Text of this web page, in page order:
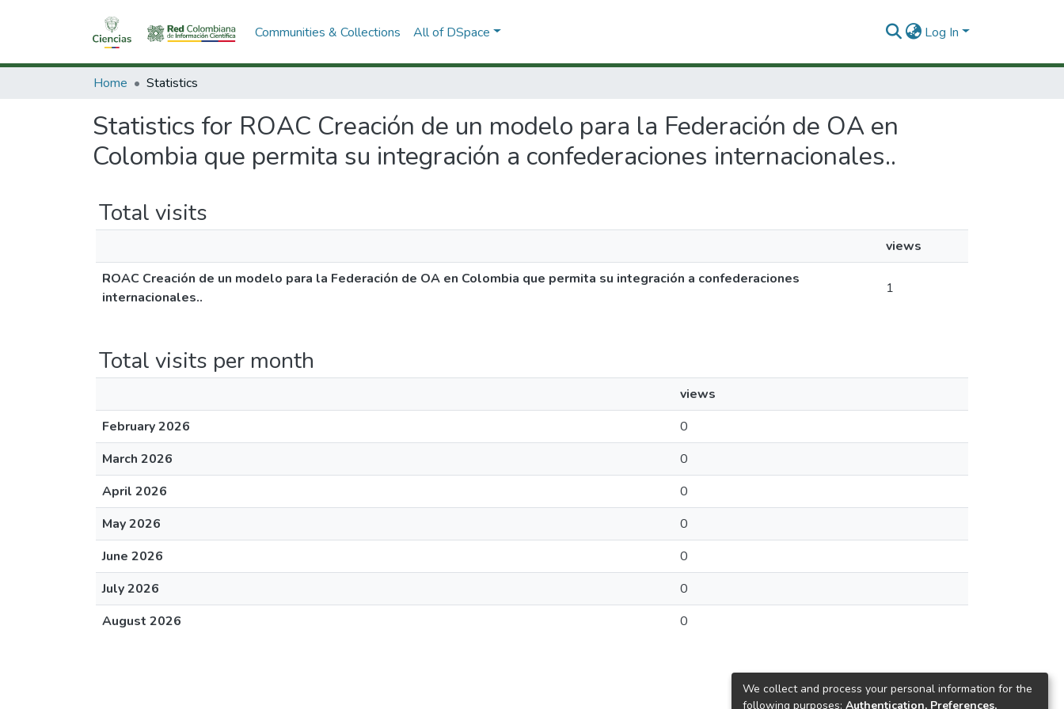
Communities & Collections All of DSpace Log In
Home Statistics
Statistics for ROAC Creación de un modelo para la Federación de OA en
Colombia que permita su integración a confederaciones internacionales..
Total visits
views
ROAC Creación de un modelo para la Federación de OA en Colombia que permita su integración a confederaciones
internacionales..
1
Total visits per month
views
February 2026
0
March 2026
0
April 2026
0
May 2026
0
June 2026
0
July 2026
0
August 2026
0
We collect and process your personal information for the
following purposes: Authentication, Preferences,